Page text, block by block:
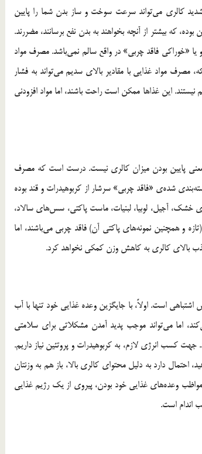
کالری می‌تواند سرعت سوخت و ساز بدن شما را پایین
که بیشتر از آنچه بخواهند به بدن نفع برسانند، مضررند.
«خوراکی فاقد چربی» در واقع سالم نمی‌باشد. مصرف مواد
مصرف مواد غذایی با مقادیر بالای سدیم می‌تواند به فشار
این غذاها ممکن است راحت باشند، اما مواد افزودنی
معنی پایین بودن میزان کالری نیست. درست است که مصرف
شده‌ی «فاقد چربی» سرشار از کربوهیدرات و قند بوده
خشک، آجیل، لوبیا، لبنیات، ماست پاکتی، سس‌های سالاد،
و همچنین نمونه‌های پاکتی آن) فاقد چربی ‌می‌باشند، اما
است. اولاً، با جایگزین وعده غذایی خود تنها با آب
اما می‌تواند موجب پدید آمدن مشکلاتی برای سلامتی
کسب انرژی لازم، به کربوهیدرات و پروتئین نیاز داریم.
احتمال دارد به دلیل محتوای کالری بالا، باز هم به وزنتان
مواظب وعده‌های غذایی خود بودن، پیروی از یک رژیم غذایی
اندام است.